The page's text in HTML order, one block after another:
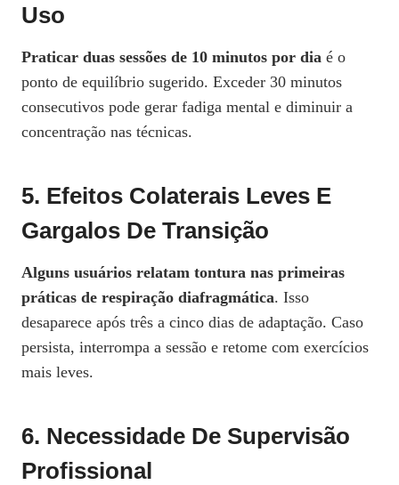
Uso
Praticar duas sessões de 10 minutos por dia é o
ponto de equilíbrio sugerido. Exceder 30 minutos
consecutivos pode gerar fadiga mental e diminuir a
concentração nas técnicas.
5. Efeitos Colaterais Leves E
Gargalos De Transição
Alguns usuários relatam tontura nas primeiras
práticas de respiração diafragmática. Isso
desaparece após três a cinco dias de adaptação. Caso
persista, interrompa a sessão e retome com exercícios
mais leves.
6. Necessidade De Supervisão
Profissional